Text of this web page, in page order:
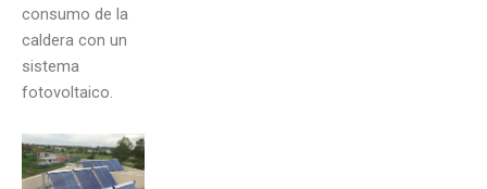
consumo de la
caldera con un
sistema
fotovoltaico.